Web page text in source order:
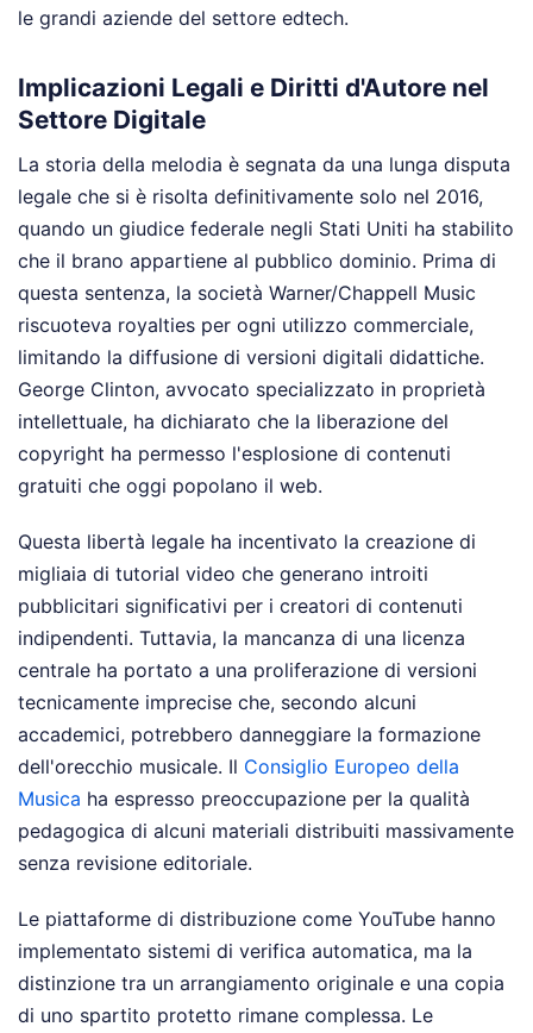
le grandi aziende del settore edtech.
Implicazioni Legali e Diritti d'Autore nel
Settore Digitale
La storia della melodia è segnata da una lunga disputa
legale che si è risolta definitivamente solo nel 2016,
quando un giudice federale negli Stati Uniti ha stabilito
che il brano appartiene al pubblico dominio. Prima di
questa sentenza, la società Warner/Chappell Music
riscuoteva royalties per ogni utilizzo commerciale,
limitando la diffusione di versioni digitali didattiche.
George Clinton, avvocato specializzato in proprietà
intellettuale, ha dichiarato che la liberazione del
copyright ha permesso l'esplosione di contenuti
gratuiti che oggi popolano il web.
Questa libertà legale ha incentivato la creazione di
migliaia di tutorial video che generano introiti
pubblicitari significativi per i creatori di contenuti
indipendenti. Tuttavia, la mancanza di una licenza
centrale ha portato a una proliferazione di versioni
tecnicamente imprecise che, secondo alcuni
accademici, potrebbero danneggiare la formazione
dell'orecchio musicale. Il Consiglio Europeo della
Musica ha espresso preoccupazione per la qualità
pedagogica di alcuni materiali distribuiti massivamente
senza revisione editoriale.
Le piattaforme di distribuzione come YouTube hanno
implementato sistemi di verifica automatica, ma la
distinzione tra un arrangiamento originale e una copia
di uno spartito protetto rimane complessa. Le